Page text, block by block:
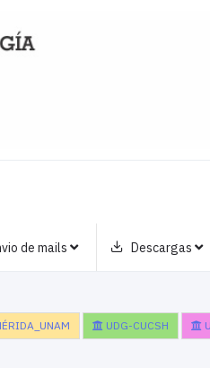
de mails Descargas
UDG-CUCSH